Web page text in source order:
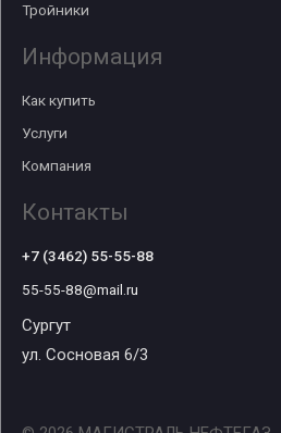
Тройники
Информация
Как купить
Услуги
Компания
Контакты
+7 (3462) 55-55-88
55-55-88@mail.ru
Сургут
ул. Сосновая 6/3